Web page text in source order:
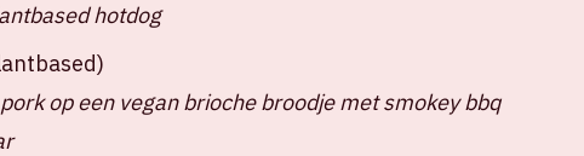
hotdog
op een vegan brioche broodje met smokey bbq